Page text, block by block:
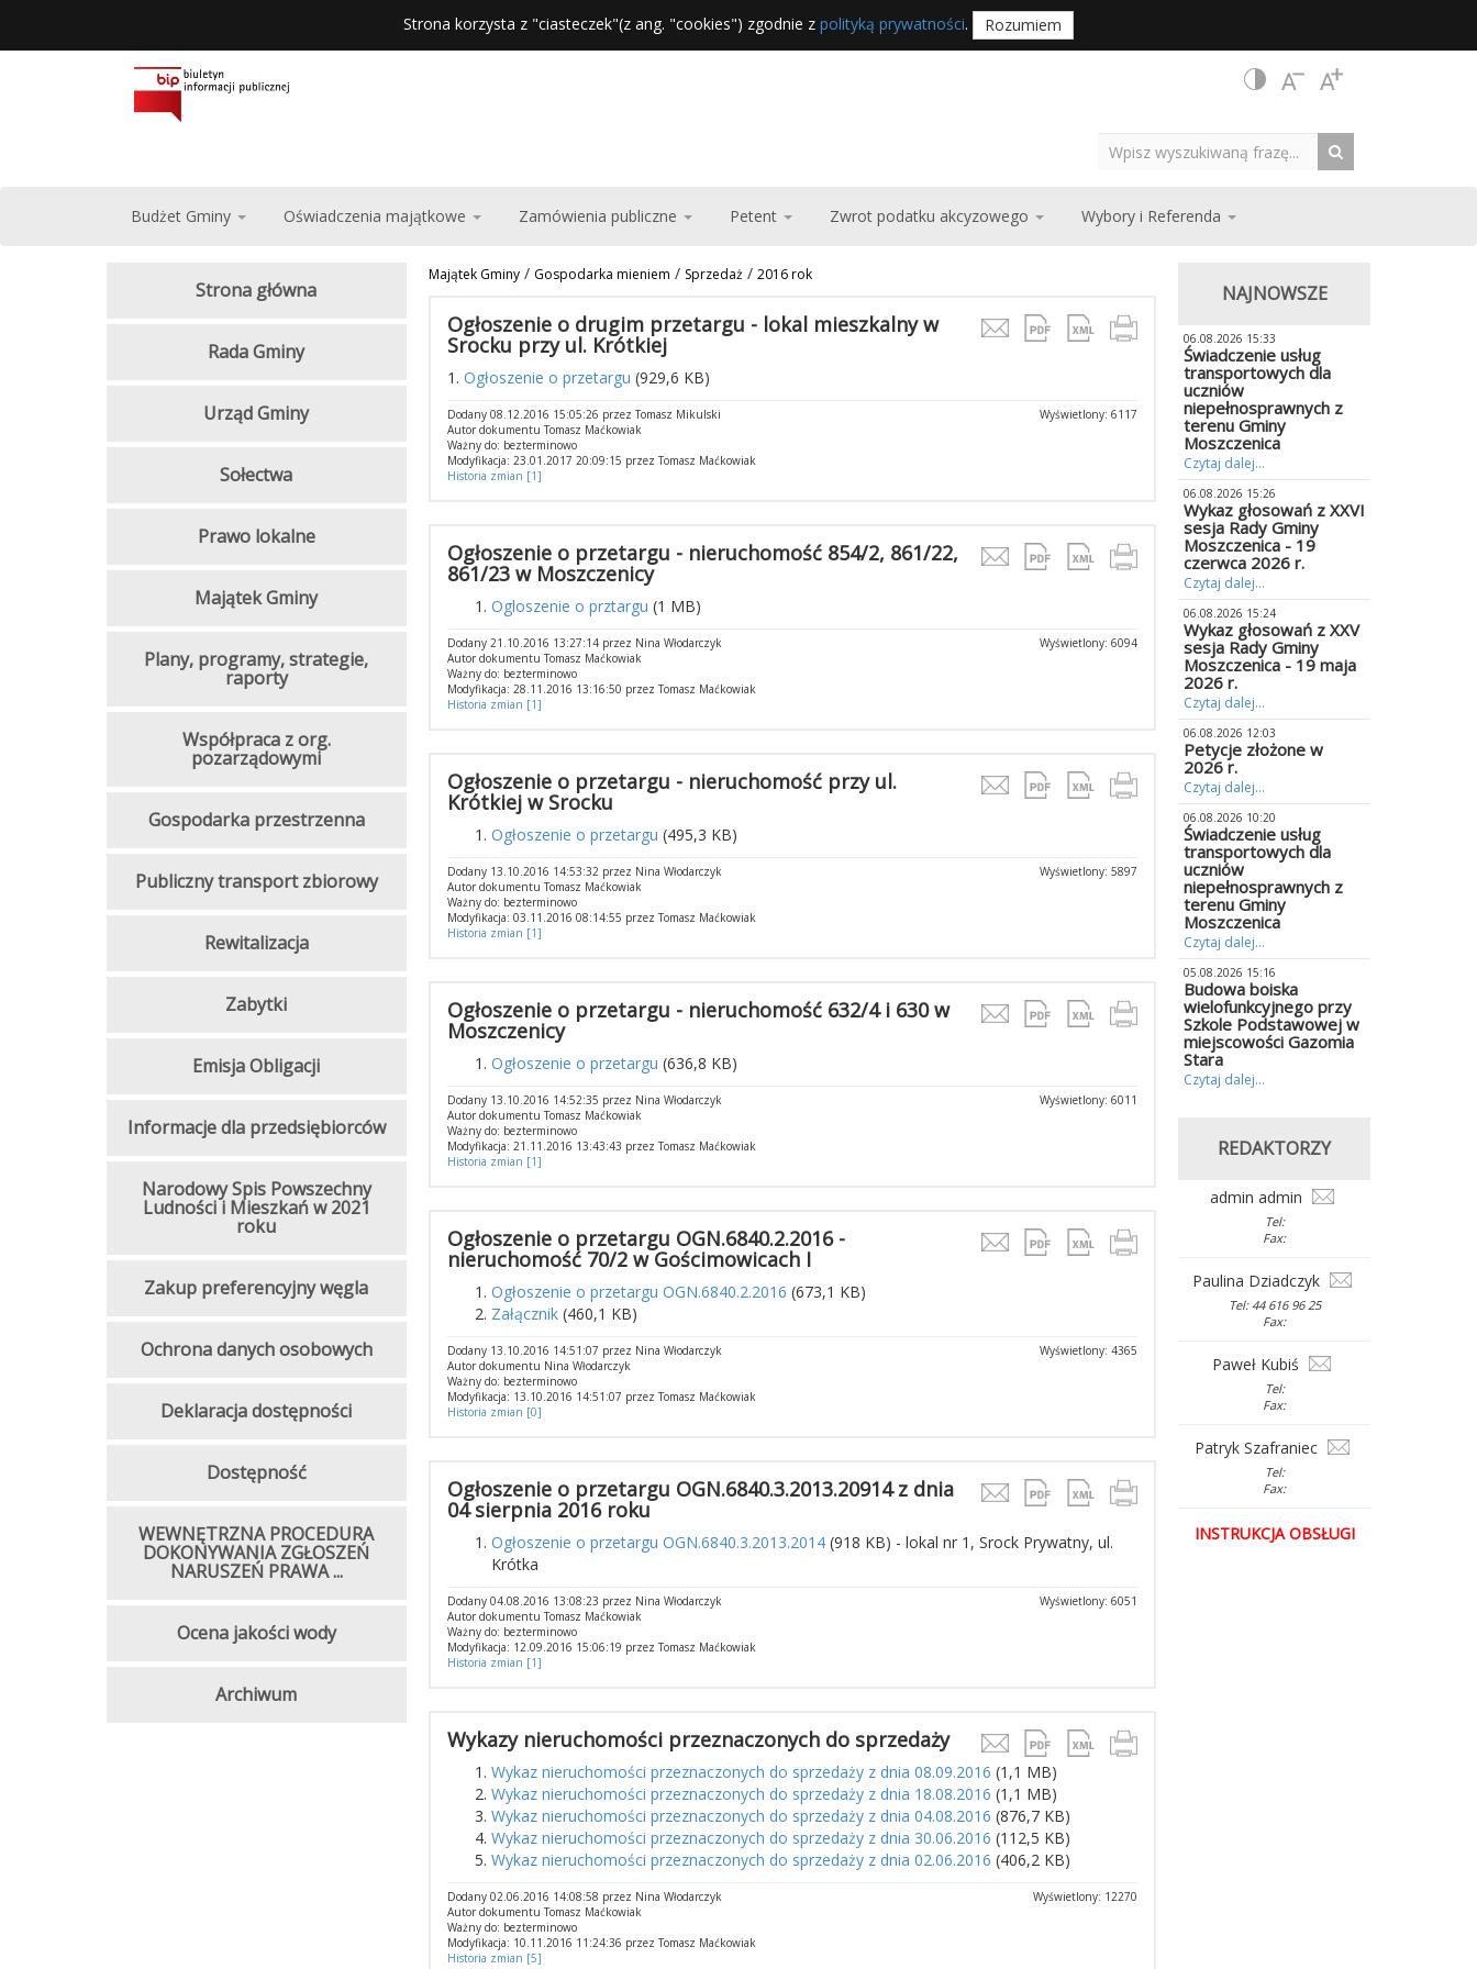
Strona korzysta z "ciasteczek"(z ang. "cookies") zgodnie z polityką prywatności. Rozumiem
Budżet Gminy Oświadczenia majątkowe Zamówienia publiczne Petent Zwrot podatku akcyzowego Wybory i Referenda
Majątek Gminy/ Gospodarka mieniem / Sprzedaż/ 2016 rok
Ogłoszenie o drugim przetargu - lokal mieszkalny w
Srocku przy ul. Krótkiej
1. Ogłoszenie o przetargu (929,6 KB)
Wyświetlony: 6117
Dodany 08.12.2016 15:05:26 przez Tomasz Mikulski
Autor dokumentu Tomasz Maćkowiak
Ważny do: bezterminowo
Modyfikacja: 23.01.2017 20:09:15 przez Tomasz Maćkowiak
Historia zmian [1]
Ogłoszenie o przetargu - nieruchomość 854/2, 861/22,
861/23 w Moszczenicy
Ogloszenie o prztargu (1 MB)
Wyświetlony: 6094
Dodany 21.10.2016 13:27:14 przez Nina Włodarczyk
Autor dokumentu Tomasz Maćkowiak
Ważny do: bezterminowo
Modyfikacja: 28.11.2016 13:16:50 przez Tomasz Maćkowiak
Historia zmian [1]
Ogłoszenie o przetargu - nieruchomość przy ul.
Krótkiej w Srocku
Ogłoszenie o przetargu (495,3 KB)
Wyświetlony: 5897
Dodany 13.10.2016 14:53:32 przez Nina Włodarczyk
Autor dokumentu Tomasz Maćkowiak
Ważny do: bezterminowo
Modyfikacja: 03.11.2016 08:14:55 przez Tomasz Maćkowiak
Historia zmian [1]
Ogłoszenie o przetargu - nieruchomość 632/4 i 630 w
Moszczenicy
Ogłoszenie o przetargu (636,8 KB)
Wyświetlony: 6011
Dodany 13.10.2016 14:52:35 przez Nina Włodarczyk
Autor dokumentu Tomasz Maćkowiak
Ważny do: bezterminowo
Modyfikacja: 21.11.2016 13:43:43 przez Tomasz Maćkowiak
Historia zmian [1]
Ogłoszenie o przetargu OGN.6840.2.2016 -
nieruchomość 70/2 w Gościmowicach I
Ogłoszenie o przetargu OGN.6840.2.2016 (673,1 KB)
Załącznik(460,1 KB)
Wyświetlony: 4365
Dodany 13.10.2016 14:51:07 przez Nina Włodarczyk
Autor dokumentu Nina Włodarczyk
Ważny do: bezterminowo
Modyfikacja: 13.10.2016 14:51:07 przez Tomasz Maćkowiak
Historia zmian [0]
Ogłoszenie o przetargu OGN.6840.3.2013.20914 z dnia
04 sierpnia 2016 roku
Ogłoszenie o przetargu OGN.6840.3.2013.2014(918 KB) - lokal nr 1, Srock Prywatny, ul.
Krótka
Wyświetlony: 6051
Dodany 04.08.2016 13:08:23 przez Nina Włodarczyk
Autor dokumentu Tomasz Maćkowiak
Ważny do: bezterminowo
Modyfikacja: 12.09.2016 15:06:19 przez Tomasz Maćkowiak
Historia zmian [1]
Wykazy nieruchomości przeznaczonych do sprzedaży
Wykaz nieruchomości przeznaczonych do sprzedaży z dnia 08.09.2016 (1,1 MB)
Wykaz nieruchomości przeznaczonych do sprzedaży z dnia 18.08.2016 (1,1 MB)
Wykaz nieruchomości przeznaczonych do sprzedaży z dnia 04.08.2016 (876,7 KB)
Wykaz nieruchomości przeznaczonych do sprzedaży z dnia 30.06.2016 (112,5 KB)
Wykaz nieruchomości przeznaczonych do sprzedaży z dnia 02.06.2016 (406,2 KB)
Wyświetlony: 12270
Dodany 02.06.2016 14:08:58 przez Nina Włodarczyk
Autor dokumentu Tomasz Maćkowiak
Ważny do: bezterminowo
Modyfikacja: 10.11.2016 11:24:36 przez Tomasz Maćkowiak
Historia zmian [5]
Strona główna
Rada Gminy
Urząd Gminy
Sołectwa
Prawo lokalne
Majątek Gminy
Plany, programy, strategie,
raporty
Współpraca z org.
pozarządowymi
Gospodarka przestrzenna
Publiczny transport zbiorowy
Rewitalizacja
Zabytki
Emisja Obligacji
Informacje dla przedsiębiorców
Narodowy Spis Powszechny
Ludności i Mieszkań w 2021
roku
Zakup preferencyjny węgla
Ochrona danych osobowych
Deklaracja dostępności
Dostępność
WEWNĘTRZNA PROCEDURA
DOKONYWANIA ZGŁOSZEŃ
NARUSZEŃ PRAWA ...
Ocena jakości wody
Archiwum
NAJNOWSZE
06.08.2026 15:33
Świadczenie usług
transportowych dla
uczniów
niepełnosprawnych z
terenu Gminy
Moszczenica
Czytaj dalej...
06.08.2026 15:26
Wykaz głosowań z XXVI
sesja Rady Gminy
Moszczenica - 19
czerwca 2026 r.
Czytaj dalej...
06.08.2026 15:24
Wykaz głosowań z XXV
sesja Rady Gminy
Moszczenica - 19 maja
2026 r.
Czytaj dalej...
06.08.2026 12:03
Petycje złożone w
2026 r.
Czytaj dalej...
06.08.2026 10:20
Świadczenie usług
transportowych dla
uczniów
niepełnosprawnych z
terenu Gminy
Moszczenica
Czytaj dalej...
05.08.2026 15:16
Budowa boiska
wielofunkcyjnego przy
Szkole Podstawowej w
miejscowości Gazomia
Stara
Czytaj dalej...
REDAKTORZY
admin admin
Tel:
Fax:
Paulina Dziadczyk
Tel: 44 616 96 25
Fax:
Paweł Kubiś
Tel:
Fax:
Patryk Szafraniec
Tel:
Fax:
INSTRUKCJA OBSŁUGI